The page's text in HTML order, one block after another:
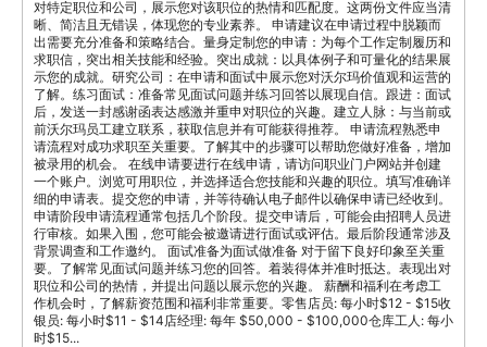
对特定职位和公司，展示您对该职位的热情和匹配度。这两份文件应当清
晰、简洁且无错误，体现您的专业素养。 申请建议在申请过程中脱颖而
出需要充分准备和策略结合。量身定制您的申请：为每个工作定制履历和
求职信，突出相关技能和经验。突出成就：以具体例子和可量化的结果展
示您的成就。研究公司：在申请和面试中展示您对沃尔玛价值观和运营的
了解。练习面试：准备常见面试问题并练习回答以展现自信。跟进：面试
后，发送一封感谢函表达感激并重申对职位的兴趣。建立人脉：与当前或
前沃尔玛员工建立联系，获取信息并有可能获得推荐。 申请流程熟悉申
请流程对成功求职至关重要。了解其中的步骤可以帮助您做好准备，增加
被录用的机会。 在线申请要进行在线申请，请访问职业门户网站并创建
一个账户。浏览可用职位，并选择适合您技能和兴趣的职位。填写准确详
细的申请表。提交您的申请，并等待确认电子邮件以确保申请已经收到。
申请阶段申请流程通常包括几个阶段。提交申请后，可能会由招聘人员进
行审核。如果入围，您可能会被邀请进行面试或评估。最后阶段通常涉及
背景调查和工作邀约。 面试准备为面试做准备 对于留下良好印象至关重
要。了解常见面试问题并练习您的回答。着装得体并准时抵达。表现出对
职位和公司的热情，并提出问题以展示您的兴趣。 薪酬和福利在考虑工
作机会时，了解薪资范围和福利非常重要。零售店员: 每小时$12 - $15收
银员: 每小时$11 - $14店经理: 每年 $50,000 - $100,000仓库工人: 每小
时$15...